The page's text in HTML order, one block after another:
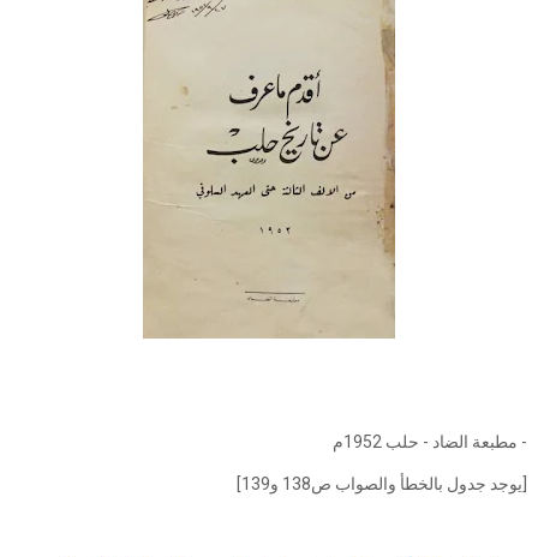
- مطبعة الضاد - حلب 1952م
[يوجد جدول بالخطأ والصواب ص138 و139]